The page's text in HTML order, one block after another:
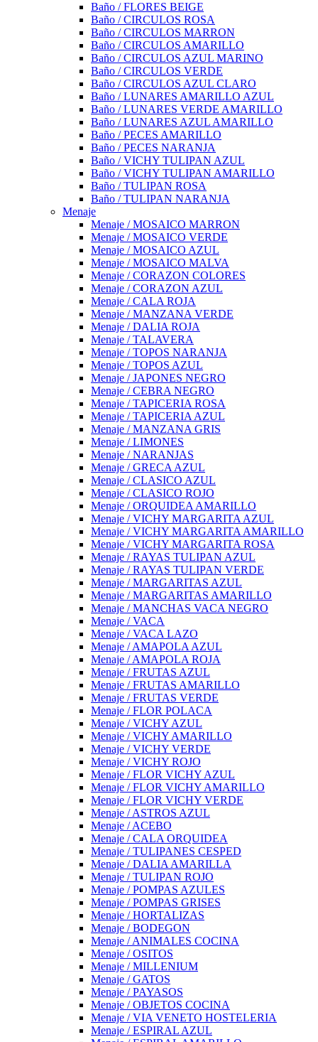
Baño / FLORES BEIGE
Baño / CIRCULOS ROSA
Baño / CIRCULOS MARRON
Baño / CIRCULOS AMARILLO
Baño / CIRCULOS AZUL MARINO
Baño / CIRCULOS VERDE
Baño / CIRCULOS AZUL CLARO
Baño / LUNARES AMARILLO AZUL
Baño / LUNARES VERDE AMARILLO
Baño / LUNARES AZUL AMARILLO
Baño / PECES AMARILLO
Baño / PECES NARANJA
Baño / VICHY TULIPAN AZUL
Baño / VICHY TULIPAN AMARILLO
Baño / TULIPAN ROSA
Baño / TULIPAN NARANJA
Menaje
Menaje / MOSAICO MARRON
Menaje / MOSAICO VERDE
Menaje / MOSAICO AZUL
Menaje / MOSAICO MALVA
Menaje / CORAZON COLORES
Menaje / CORAZON AZUL
Menaje / CALA ROJA
Menaje / MANZANA VERDE
Menaje / DALIA ROJA
Menaje / TALAVERA
Menaje / TOPOS NARANJA
Menaje / TOPOS AZUL
Menaje / JAPONES NEGRO
Menaje / CEBRA NEGRO
Menaje / TAPICERIA ROSA
Menaje / TAPICERIA AZUL
Menaje / MANZANA GRIS
Menaje / LIMONES
Menaje / NARANJAS
Menaje / GRECA AZUL
Menaje / CLASICO AZUL
Menaje / CLASICO ROJO
Menaje / ORQUIDEA AMARILLO
Menaje / VICHY MARGARITA AZUL
Menaje / VICHY MARGARITA AMARILLO
Menaje / VICHY MARGARITA ROSA
Menaje / RAYAS TULIPAN AZUL
Menaje / RAYAS TULIPAN VERDE
Menaje / MARGARITAS AZUL
Menaje / MARGARITAS AMARILLO
Menaje / MANCHAS VACA NEGRO
Menaje / VACA
Menaje / VACA LAZO
Menaje / AMAPOLA AZUL
Menaje / AMAPOLA ROJA
Menaje / FRUTAS AZUL
Menaje / FRUTAS AMARILLO
Menaje / FRUTAS VERDE
Menaje / FLOR POLACA
Menaje / VICHY AZUL
Menaje / VICHY AMARILLO
Menaje / VICHY VERDE
Menaje / VICHY ROJO
Menaje / FLOR VICHY AZUL
Menaje / FLOR VICHY AMARILLO
Menaje / FLOR VICHY VERDE
Menaje / ASTROS AZUL
Menaje / ACEBO
Menaje / CALA ORQUIDEA
Menaje / TULIPANES CESPED
Menaje / DALIA AMARILLA
Menaje / TULIPAN ROJO
Menaje / POMPAS AZULES
Menaje / POMPAS GRISES
Menaje / HORTALIZAS
Menaje / BODEGON
Menaje / ANIMALES COCINA
Menaje / OSITOS
Menaje / MILLENIUM
Menaje / GATOS
Menaje / PAYASOS
Menaje / OBJETOS COCINA
Menaje / VIA VENETO HOSTELERIA
Menaje / ESPIRAL AZUL